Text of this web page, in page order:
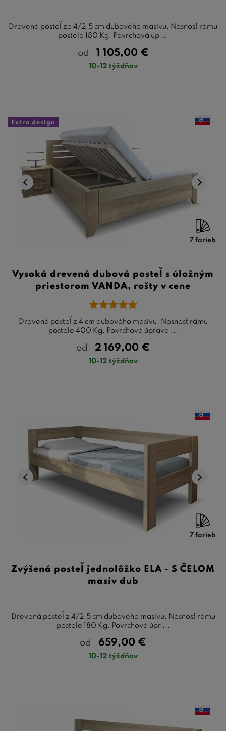
Drevená posteľ ze 4/2,5 cm dubového masivu. Nosnosť rámu
postele 180 Kg. Povrchová úp ...
od 1 105,00 €
10-12 týždňov
Extra design
7 farieb
Vysoká drevená dubová posteľ s úložným
priestorom VANDA, rošty v cene
Drevená posteľ z 4 cm dubového masivu. Nosnosť rámu
postele 400 Kg. Povrchová úprava ...
od 2 169,00 €
10-12 týždňov
7 farieb
Zvýšená posteľ jednolôžko ELA - S ČELOM
masív dub
Drevená posteľ z 4/2,5 cm dubového masivu. Nosnosť rámu
postele 180 Kg. Povrchová úpr ...
od 659,00 €
10-12 týždňov